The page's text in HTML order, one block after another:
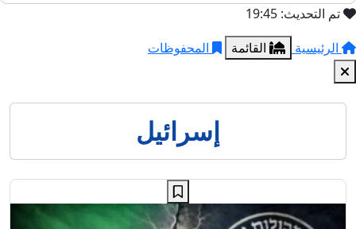
تم التحديث: 19:45
الرئيسية
القائمة المحفوظات
إسرائيل